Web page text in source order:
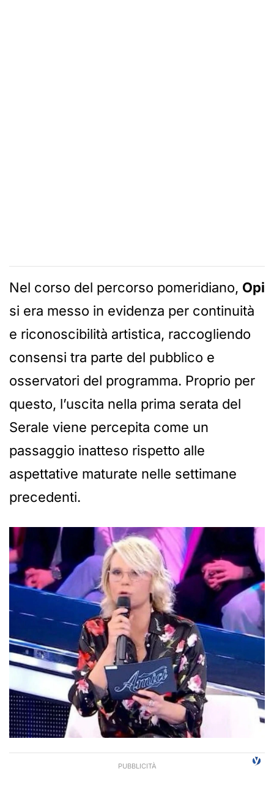
Nel corso del percorso pomeridiano, Opi
si era messo in evidenza per continuità
e riconoscibilità artistica, raccogliendo
consensi tra parte del pubblico e
osservatori del programma. Proprio per
questo, l’uscita nella prima serata del
Serale viene percepita come un
passaggio inatteso rispetto alle
aspettative maturate nelle settimane
precedenti.